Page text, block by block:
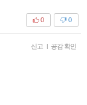
0
0
신고 | 공감 확인